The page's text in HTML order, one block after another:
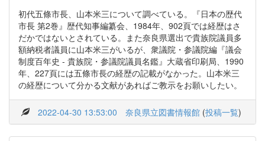
初代五條市長、山本米三について調べている。『日本の歴代
市長 第2巻』歴代知事編纂会、1984年、902頁では経歴はさ
だかではないとされている。また奈良県選出で貴族院議員多
額納税者議員に山本米三がいるが、衆議院・参議院編『議会
制度百年史 - 貴族院・参議院議員名鑑』大蔵省印刷局、1990
年、227頁には五條市長の経歴の記載がなかった。山本米三
の経歴について分かる文献があればご教示をお願いしたい。
2022-04-30 13:53:00 奈良県立図書情報館 (投稿一覧)